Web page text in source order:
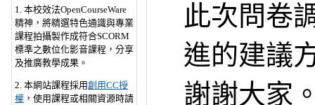
1. 本校效法OpenCourseWare
精神，將精選特色通識與專業
課程拍攝製作成符合SCORM
標準之數位化影音課程，分享
及推廣教學成果。
2. 本網站課程採用創用CC授
權 ，使用課程或相關資源時請
此次問卷
進的建議
謝謝大家